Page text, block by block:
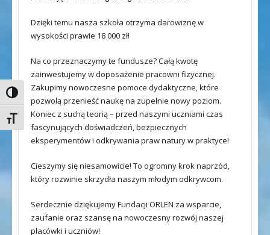
Toggle High Contrast
Toggle Font size
Dzięki temu nasza szkoła otrzyma darowiznę w
wysokości prawie 18 000 zł!
Na co przeznaczymy te fundusze? Całą kwotę
zainwestujemy w doposażenie pracowni fizycznej.
Zakupimy nowoczesne pomoce dydaktyczne, które
pozwolą przenieść naukę na zupełnie nowy poziom.
Koniec z suchą teorią – przed naszymi uczniami czas
fascynujących doświadczeń, bezpiecznych
eksperymentów i odkrywania praw natury w praktyce!
Cieszymy się niesamowicie! To ogromny krok naprzód,
który rozwinie skrzydła naszym młodym odkrywcom.
Serdecznie dziękujemy Fundacji ORLEN za wsparcie,
zaufanie oraz szansę na nowoczesny rozwój naszej
placówki i uczniów!